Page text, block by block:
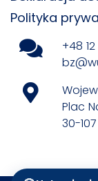
Polityka
+48
Plac
30-